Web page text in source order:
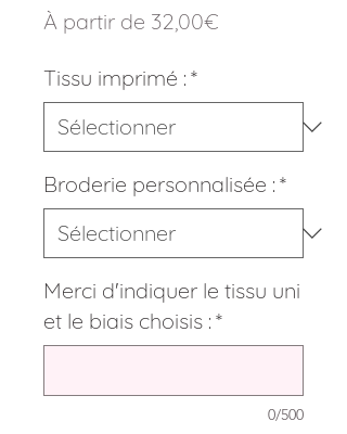
À partir de 32,00€
Tissu imprimé : *
Broderie personnalisée : *
Merci d'indiquer le tissu uni
et le biais choisis : *
0/500